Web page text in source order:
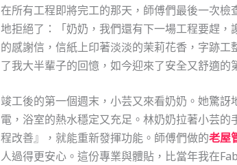
在所有工程即將完工的那天，師傅們最後一次
地拒絕了：「奶奶，我們還有下一場工程要趕
的感謝信，信紙上印著淡淡的茉莉花香，字跡
了我大半輩子的回憶，如今迎來了安全又舒適的
竣工後的第一個週末，小芸又來看奶奶。她驚
電，浴室的熱水穩定又充足。林奶奶拉著小芸
程改善』，就能重新發揮功能。師傅們做的老屋
人過得更安心。這份專業與體貼，比當年我在